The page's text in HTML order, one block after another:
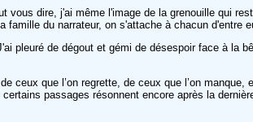
dire, j'ai même l'image de la grenouille qui
du narrateur, on s'attache à chacun d'entre
pleuré de dégout et gémi de désespoir face à la
ceux que l’on regrette, de ceux que l’on
passages résonnent encore après la